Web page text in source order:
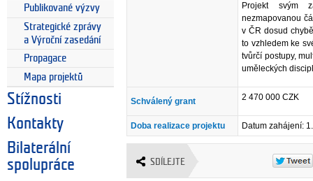
Publikované výzvy
Strategické zprávy
a Výroční zasedání
Propagace
Mapa projektů
Stížnosti
Kontakty
Bilaterální
spolupráce
Projekt svým
nezmapovanou
v ČR dosud
to vzhledem ke
tvůrčí postupy,
uměleckých
Schválený grant 2 470 000 CZK
Doba realizace projektu Datum zahájení:
SDÍLEJTE